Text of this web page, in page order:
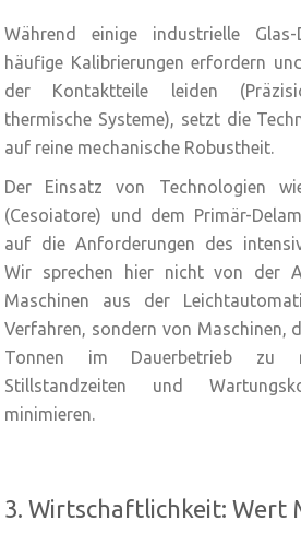
Während einige industrielle Glas-
häufige Kalibrierungen erfordern
der Kontaktteile leiden
thermische Systeme), setzt die
auf reine mechanische Robustheit.
Der Einsatz von Technologien
(Cesoiatore) und dem Primär-
auf die Anforderungen des
Wir sprechen hier nicht von der
Maschinen aus der
Verfahren, sondern von Maschinen,
Tonnen im Dauerbetrieb zu
Stillstandzeiten und
minimieren.
3. Wirtschaftlichkeit: Wert